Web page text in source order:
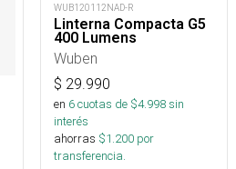
WUB120112NAD-R
Linterna Compacta G5
400 Lumens
Wuben
$ 29.990
en 6cuotas de $4.998sin
interés
ahorras $1.200 por
transferencia.